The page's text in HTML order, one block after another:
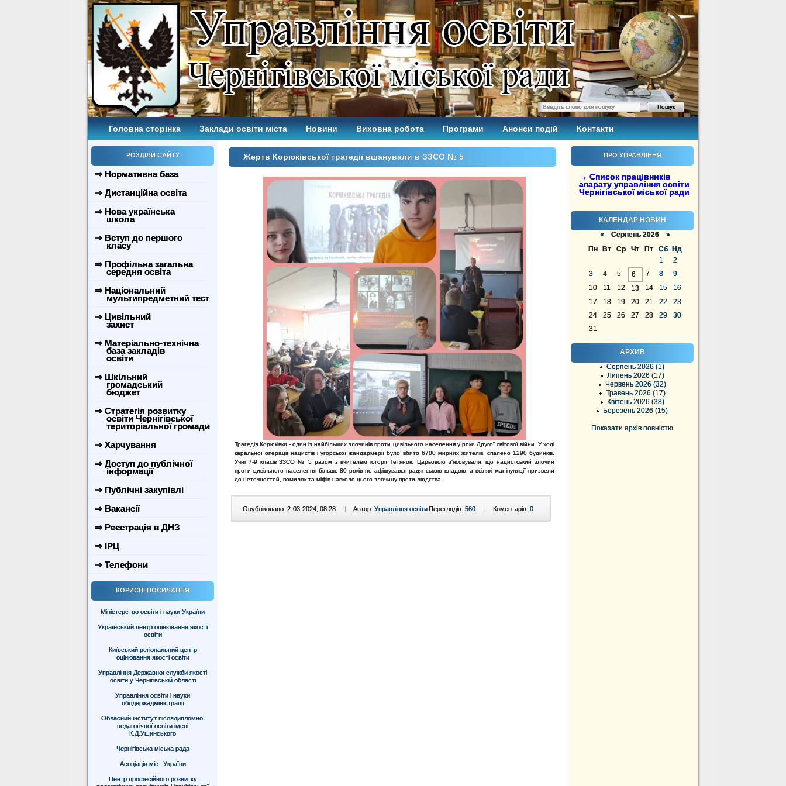
Головна сторінка Заклади освіти міста Новини Виховна робота Програми Анонси подій Контакти
РОЗДІЛИ САЙТУ
⇒ Нормативна база
⇒ Дистанційна освіта
⇒ Нова українська
школа
⇒ Вступ до першого
класу
⇒ Профільна загальна
середня освіта
⇒ Національний
мультипредметний тест
⇒ Цивільний
захист
⇒ Матеріально-технічна
база закладів
освіти
⇒ Шкільний
громадський
бюджет
⇒ Стратегія розвитку
освіти Чернігівської
територіальної громади
⇒ Харчування
⇒ Доступ до публічної
інформації
⇒ Публічні закупівлі
⇒ Вакансії
⇒ Реєстрація в ДНЗ
⇒ ІРЦ
⇒ Телефони
КОРИСНІ ПОСИЛАННЯ
Міністерство освіти і науки України
Український центр оцінювання якості
освіти
Київський регіональний центр
оцінювання якості освіти
Управління Державної служби якості
освіти у Чернігівській області
Управління освіти і науки
облдержадміністрації
Обласний інститут післядипломної
педагогічної освіти імені
К.Д.Ушинського
Чернігівська міська рада
Асоціація міст України
Центр професійного розвитку
ПРО УПРАВЛІННЯ
→ Список працівників
апарату управління освіти
Чернігівської міської ради
КАЛЕНДАР НОВИН
« Серпень 2026 »
Пн
Вт Ср Чт Пт Сб
Нд
1
2
3
4 5 6 7 8
9
10
11 12 13 14 15
16
17
18 19 20 21 22
23
24
25 26 27 28 29
30
31
АРХИВ
Серпень 2026 (1)
Липень 2026 (17)
Червень 2026 (32)
Травень 2026 (17)
Квітень 2026 (38)
Березень 2026 (15)
Показати архів повністю
Жертв Корюківської трагедії вшанували в ЗЗСО № 5
Трагедія Корюківки - один із найбільших злочинів проти цивільного населення у роки Другої світової війни. У ході
каральної операції нацистів і угорської жандармерії було вбито 6700 мирних жителів, спалено 1290 будинків.
Учні 7-9 класів ЗЗСО № 5 разом з вчителем історії Тетяною Царьовою з'ясовували, що нацистський злочин
проти цивільного населення більше 80 років не афішувався радянською владою, а всілякі маніпуляції призвели
до неточностей, помилок та міфів навколо цього злочину проти людства.
Опубліковано: 2-03-2024, 08:28 | Автор: Управління освіти Коментарів: 0
Переглядів: 560 |